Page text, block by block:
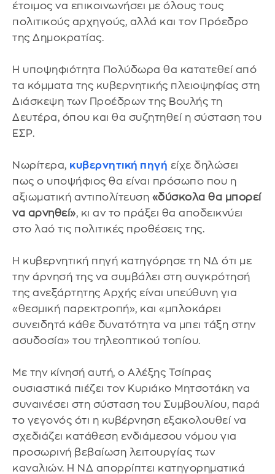
έτοιμος να επικοινωνήσει με όλους τους
πολιτικούς αρχηγούς, αλλά και τον Πρόεδρο
της Δημοκρατίας.
Η υποψηφιότητα Πολύδωρα θα κατατεθεί από
τα κόμματα της κυβερνητικής πλειοψηφίας στη
Διάσκεψη των Προέδρων της Βουλής τη
Δευτέρα, όπου και θα συζητηθεί η σύσταση του
ΕΣΡ.
Νωρίτερα, κυβερνητική πηγή είχε δηλώσει
πως ο υποψήφιος θα είναι πρόσωπο που η
αξιωματική αντιπολίτευση «δύσκολα θα μπορεί
να αρνηθεί», κι αν το πράξει θα αποδεικνύει
στο λαό τις πολιτικές προθέσεις της.
Η κυβερνητική πηγή κατηγόρησε τη ΝΔ ότι με
την άρνησή της να συμβάλει στη συγκρότησή
της ανεξάρτητης Αρχής είναι υπεύθυνη για
«θεσμική παρεκτροπή», και «μπλοκάρει
συνειδητά κάθε δυνατότητα να μπει τάξη στην
ασυδοσία» του τηλεοπτικού τοπίου.
Με την κίνησή αυτή, ο Αλέξης Τσίπρας
ουσιαστικά πιέζει τον Κυριάκο Μητσοτάκη να
συναινέσει στη σύσταση του Συμβουλίου, παρά
το γεγονός ότι η κυβέρνηση εξακολουθεί να
σχεδιάζει κατάθεση ενδιάμεσου νόμου για
προσωρινή βεβαίωση λειτουργίας των
καναλιών. Η ΝΔ απορρίπτει κατηγορηματικά